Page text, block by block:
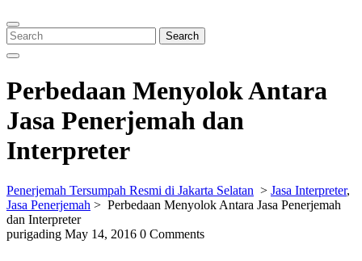
Close
Menu
Search
for:
Search
Perbedaan Menyolok Antara
Jasa Penerjemah dan
Interpreter
Penerjemah Tersumpah Resmi di Jakarta Selatan > Jasa Interpreter,
Jasa Penerjemah > Perbedaan Menyolok Antara Jasa Penerjemah
dan Interpreter
purigading May 14, 2016 0 Comments